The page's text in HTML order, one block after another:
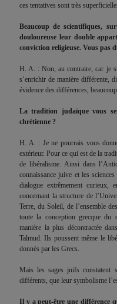
ces tentatives sont très
Beaucoup de scientifiques,
douloureuse leur double
conviction religieuse. Vous pas
H. A. : Non, au contraire, car je
s’enrichir de manière différente,
évidence des différences,
La tradition judaïque vous
chrétienne ?
H. A. : Je ne pourrais vous
extérieur. Pour ce qui est de la
de libéralisme. Ainsi dans
connaissance juive et les
dialogue extrêmement curieux,
concernant la structure de
Terre, du Soleil, de l’ensemble
toute la conception grecque du
manière la plus décontractée
Talmud. Ils poussent même le
donnés par les Grecs.
Mais les sages juifs constatent
différents, que leur symbolisme
Il y a peut-être une différence